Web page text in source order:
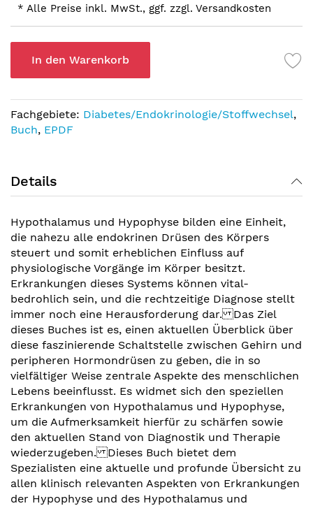
* Alle Preise inkl. MwSt., ggf. zzgl. Versandkosten
In den Warenkorb
Fachgebiete: Diabetes/Endokrinologie/Stoffwechsel,
Buch, EPDF
Details
Hypothalamus und Hypophyse bilden eine Einheit,
die nahezu alle endokrinen Drüsen des Körpers
steuert und somit erheblichen Einfluss auf
physiologische Vorgänge im Körper besitzt.
Erkrankungen dieses Systems können vital-
bedrohlich sein, und die rechtzeitige Diagnose stellt
immer noch eine Herausforderung dar. Das Ziel
dieses Buches ist es, einen aktuellen Überblick über
diese faszinierende Schaltstelle zwischen Gehirn und
peripheren Hormondrüsen zu geben, die in so
vielfältiger Weise zentrale Aspekte des menschlichen
Lebens beeinflusst. Es widmet sich den speziellen
Erkrankungen von Hypothalamus und Hypophyse,
um die Aufmerksamkeit hierfür zu schärfen sowie
den aktuellen Stand von Diagnostik und Therapie
wiederzugeben. Dieses Buch bietet dem
Spezialisten eine aktuelle und profunde Übersicht zu
allen klinisch relevanten Aspekten von Erkrankungen
der Hypophyse und des Hypothalamus und